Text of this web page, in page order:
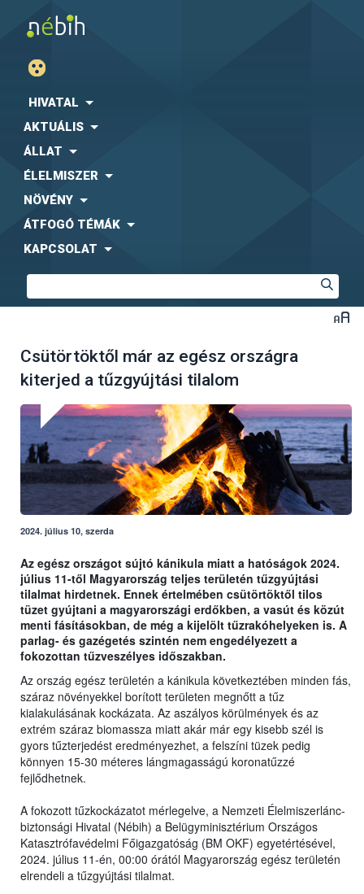
HIVATAL
AKTUÁLIS
ÁLLAT
ÉLELMISZER
NÖVÉNY
ÁTFOGÓ TÉMÁK
KAPCSOLAT
Csütörtöktől már az egész országra
kiterjed a tűzgyújtási tilalom
2024. július 10, szerda
Az egész országot sújtó kánikula miatt a hatóságok 2024.
július 11-től Magyarország teljes területén tűzgyújtási
tilalmat hirdetnek. Ennek értelmében csütörtöktől tilos
tüzet gyújtani a magyarországi erdőkben, a vasút és közút
menti fásításokban, de még a kijelölt tűzrakóhelyeken is. A
parlag- és gazégetés szintén nem engedélyezett a
fokozottan tűzveszélyes időszakban.
Az ország egész területén a kánikula következtében minden fás,
száraz növényekkel borított területen megnőtt a tűz
kialakulásának kockázata. Az aszályos körülmények és az
extrém száraz biomassza miatt akár már egy kisebb szél is
gyors tűzterjedést eredményezhet, a felszíni tüzek pedig
könnyen 15-30 méteres lángmagasságú koronatűzzé
fejlődhetnek.
A fokozott tűzkockázatot mérlegelve, a Nemzeti Élelmiszerlánc-
biztonsági Hivatal (Nébih) a Belügyminisztérium Országos
Katasztrófavédelmi Főigazgatóság (BM OKF) egyetértésével,
2024. július 11-én, 00:00 órától Magyarország egész területén
elrendeli a tűzgyújtási tilalmat.